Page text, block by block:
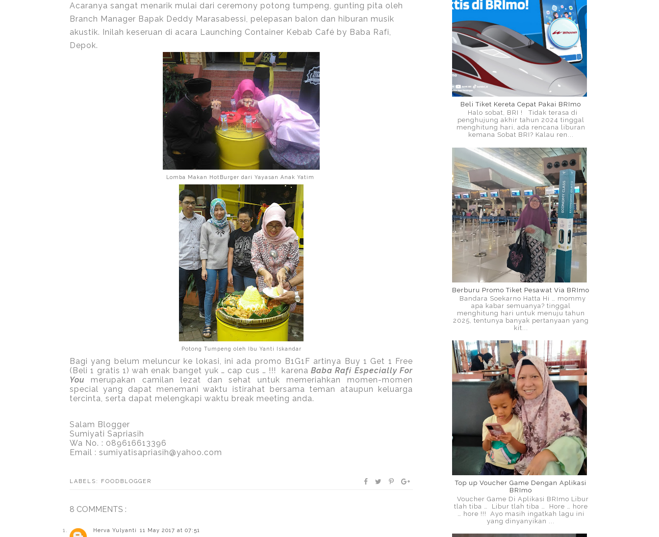
Acaranya sangat menarik mulai dari ceremony potong tumpeng, gunting pita oleh
Branch Manager Bapak Deddy Marasabessi, pelepasan balon dan hiburan musik
akustik. Inilah keseruan di acara Launching Container Kebab Café by Baba Rafi,
Depok.
Lomba Makan HotBurger dari Yayasan Anak Yatim
Potong Tumpeng oleh Ibu Yanti Iskandar
Bagi yang belum meluncur ke lokasi, ini ada promo B1G1F artinya Buy 1 Get 1 Free
(Beli 1 gratis 1) wah enak banget yuk … cap cus … !!!
karenaBaba Rafi Especially For
You merupakan camilan lezat dan sehat untuk memeriahkan momen-momen
special yang dapat menemani waktu istirahat bersama teman ataupun keluarga
tercinta, serta dapat melengkapi waktu break meeting anda.
Salam Blogger
Sumiyati Sapriasih
Wa No. : 089616613396
Email : sumiyatisapriasih@yahoo.com
LABELS: FOODBLOGGER
8 COMMENTS :
Herva Yulyanti 11 May 2017 at 07:51
Beli Tiket Kereta Cepat Pakai BRImo
Halo sobat, BRI ! Tidak terasa di
penghujung akhir tahun 2024 tinggal
menghitung hari, ada rencana liburan
kemana Sobat BRI? Kalau ren...
Berburu Promo Tiket Pesawat Via BRImo
Bandara Soekarno Hatta Hi … mommy
apa kabar semuanya? tinggal
menghitung hari untuk menuju tahun
2025, tentunya banyak pertanyaan yang
kit...
Top up Voucher Game Dengan Aplikasi
BRImo
Voucher Game Di Aplikasi BRImo Libur
tlah tiba … Libur tlah tiba … Hore … hore
… hore !!! Ayo masih ingatkah lagu ini
yang dinyanyikan ...